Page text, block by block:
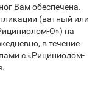
Вам обеспечена.
(ватный или
О») на
в течение
с «Рициниолом-